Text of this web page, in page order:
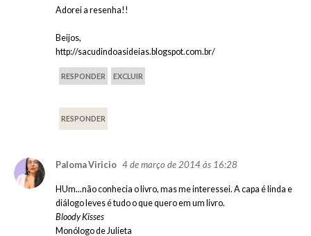
Adorei a resenha!!
Beijos,
http://sacudindoasideias.blogspot.com.br/
RESPONDER EXCLUIR
RESPONDER
Paloma Viricio 4 de março de 2014 às 16:28
HUm...não conhecia o livro, mas me interessei. A capa é linda e
diálogo leves é tudo o que quero em um livro.
Bloody Kisses
Monólogo de Julieta